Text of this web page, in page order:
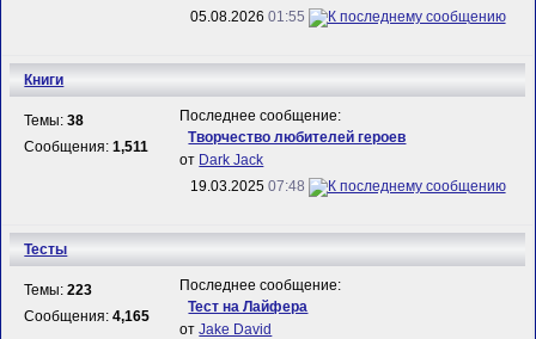
05.08.2026 01:55
Книги
Темы:38
Сообщения:1,511
Последнее сообщение:
Творчество любителей героев
от Dark Jack
19.03.2025 07:48
Тесты
Темы:223
Сообщения:4,165
Последнее сообщение:
Тест на Лайфера
отJake David